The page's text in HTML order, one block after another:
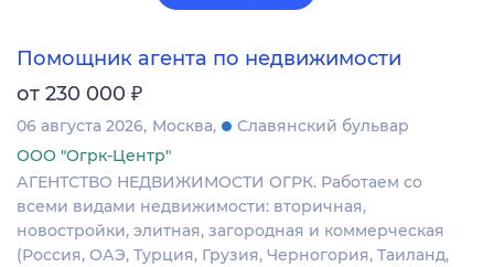
Помощник агента по недвижимости
от 230 000 ₽
06 августа 2026 Москва
Славянский бульвар
ООО "Огрк-Центр"
АГЕНТСТВО НЕДВИЖИМОСТИ ОГРК. Работаем со
всеми видами недвижимости: вторичная,
новостройки, элитная, загородная и коммерческая
(Россия, ОАЭ, Турция, Грузия, Черногория, Таиланд,